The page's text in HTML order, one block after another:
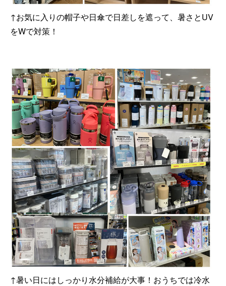
↑お気に入りの帽子や日傘で日差しを遮って、暑さとUV
をWで対策！
↑暑い日にはしっかり水分補給が大事！おうちでは冷水